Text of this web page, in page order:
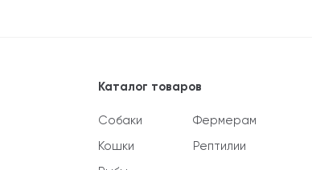
Каталог товаров
Собаки
Кошки
Фермерам
Рептилии